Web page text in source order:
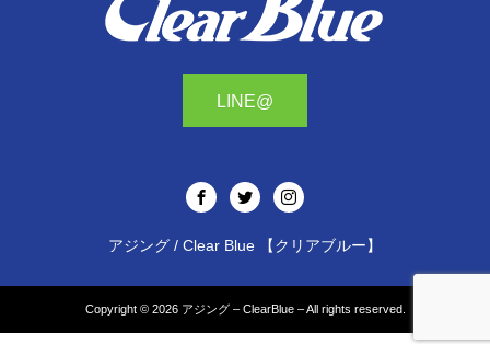
LINE@
アジング / Clear Blue 【クリアブルー】
Copyright © 2026 アジング – ClearBlue –All rights reserved.